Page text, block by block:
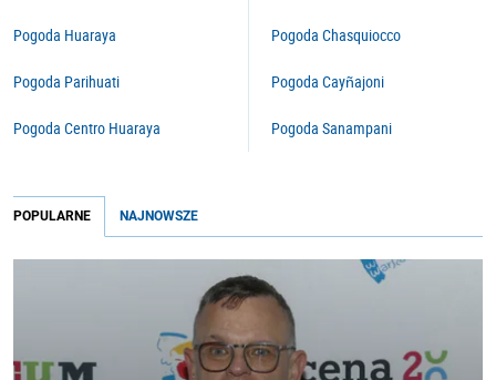
Pogoda Huaraya
Pogoda Parihuati
Pogoda Centro Huaraya
Pogoda Chasquiocco
Pogoda Cayñajoni
Pogoda Sanampani
POPULARNE NAJNOWSZE